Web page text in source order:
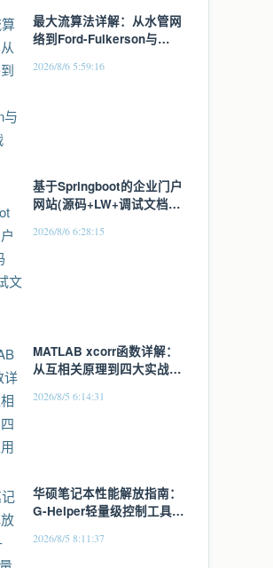
最大流算法详解：从水管网
络到Ford-Fulkerson与
2026/8/6 5:59:16
基于Springboot的企业门户
网站(源码+LW+调试文档
2026/8/6 6:28:15
MATLAB xcorr函数详解：
从互相关原理到四大实战应
2026/8/5 6:14:31
华硕笔记本性能解放指南：
G-Helper轻量级控制工具全
2026/8/5 8:11:37